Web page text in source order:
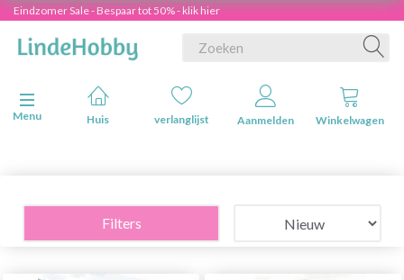
Eindzomer Sale - Bespaar tot 50% - klik hier
Navigatie in-/uitschakelen
Menu
Huis verlanglijst Aanmelden Winkelwagen
Filters